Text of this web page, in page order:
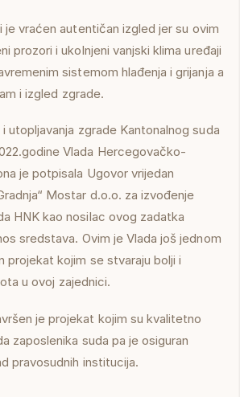
je vraćen autentičan izgled jer su ovim
prozori i ukolnjeni vanjski klima uređaji
sistemom hlađenja i grijanja a
i izgled zgrade.
utopljavanja zgrade Kantonalnog suda
Vlada Hercegovačko-
je potpisala Ugovor vrijedan
Mostar d.o.o. za izvođenje
HNK kao nosilac ovog zadatka
sredstava. Ovim je Vlada još jednom
projekat kojim se stvaraju bolji i
u ovoj zajednici.
je projekat kojim su kvalitetno
zaposlenika suda pa je osiguran
pravosudnih institucija.